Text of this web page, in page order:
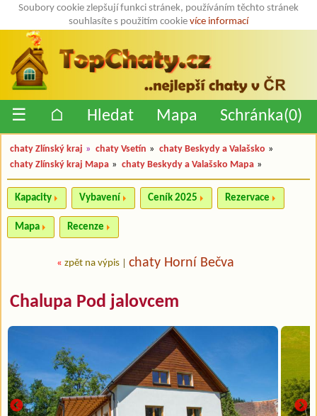
Soubory cookie zlepšují funkci stránek, používáním těchto stránek
souhlasíte s použitím cookie více informací
☰ ⌂ Hledat Mapa Schránka(0)
chaty Zlínský kraj » chaty Vsetín » chaty Beskydy a Valašsko »
chaty Zlínský kraj Mapa » chaty Beskydy a Valašsko Mapa »
Kapacity Vybavení Ceník 2025 Rezervace
Mapa Recenze
« zpět na výpis chaty Horní Bečva
Chalupa Pod jalovcem